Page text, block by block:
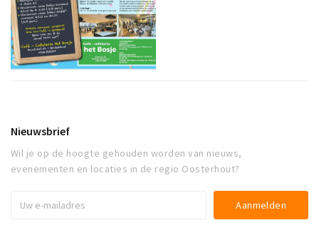
Nieuwsbrief
Wil je op de hoogte gehouden worden van nieuws,
evenementen en locaties in de regio Oosterhout?